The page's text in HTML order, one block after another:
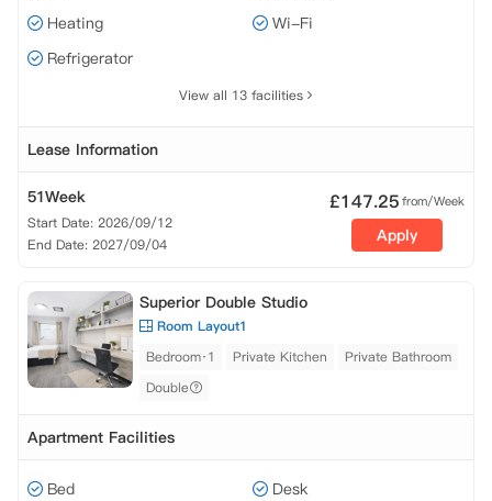
Heating
Wi-Fi
Refrigerator
View all 13 facilities
Lease Information
51Week
Start Date: 2026/09/12
End Date: 2027/09/04
£147.25from/Week
Apply
Superior Double Studio
Room Layout1
Bedroom·1
Private Kitchen
Private Bathroom
Double
Apartment Facilities
Bed
Desk